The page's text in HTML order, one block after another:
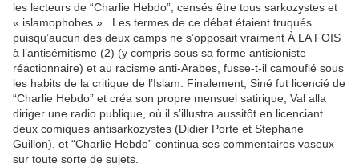
les lecteurs de “Charlie Hebdo”, censés être tous sarkozystes et
« islamophobes » . Les termes de ce débat étaient truqués
puisqu’aucun des deux camps ne s’opposait vraiment À LA FOIS
à l’antisémitisme (2) (y compris sous sa forme antisioniste
réactionnaire) et au racisme anti-Arabes, fusse-t-il camouflé sous
les habits de la critique de l’Islam. Finalement, Siné fut licencié de
“Charlie Hebdo” et créa son propre mensuel satirique, Val alla
diriger une radio publique, où il s’illustra aussitôt en licenciant
deux comiques antisarkozystes (Didier Porte et Stephane
Guillon), et “Charlie Hebdo” continua ses commentaires vaseux
sur toute sorte de sujets.